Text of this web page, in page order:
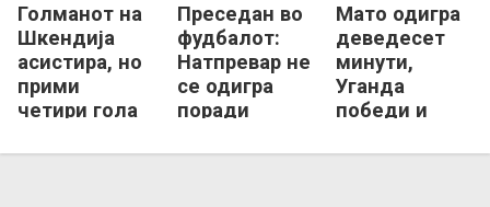
Голманот на
Шкендија
асистира, но
прими
четири гола
Обамејанг!
Преседан во
фудбалот:
Натпревар не
се одигра
поради
меѓу
Мато одигра
деведесет
минути,
Уганда
победи и
сонува СП!